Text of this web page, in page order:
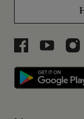
Libri aLibri a